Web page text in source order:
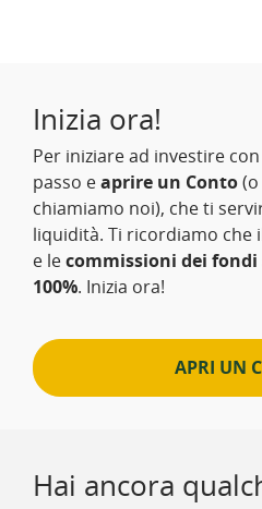
Inizia ora!
Per iniziare ad investire
passo eaprire un Conto
chiamiamo noi), che ti
liquidità. Ti ricordiamo che
e lecommissioni dei
100%. Inizia ora!
APRI UN
Hai ancora